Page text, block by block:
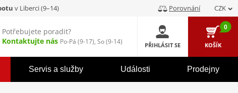
v Liberci (9–14) Porovnání CZK
Potřebujete poradit?
Kontaktujte nás Po-Pá (9-17), So (9-14) PŘIHLÁSIT SE
0
KOŠÍK
Servis a služby Události Prodejny